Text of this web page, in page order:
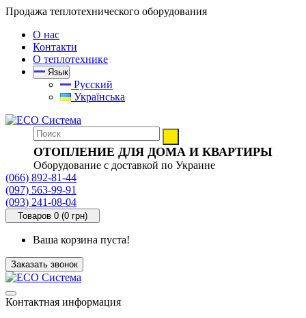
Продажа теплотехнического оборудования
О нас
Контакти
О теплотехнике
Язык
Русский
Українська
ОТОПЛЕНИЕ ДЛЯ ДОМА И КВАРТИРЫ
Оборудование с доставкой по Украине
(066) 892-81-44
(097) 563-99-91
(093) 241-08-04
Товаров 0 (0 грн)
Ваша корзина пуста!
Заказать звонок
Контактная информация